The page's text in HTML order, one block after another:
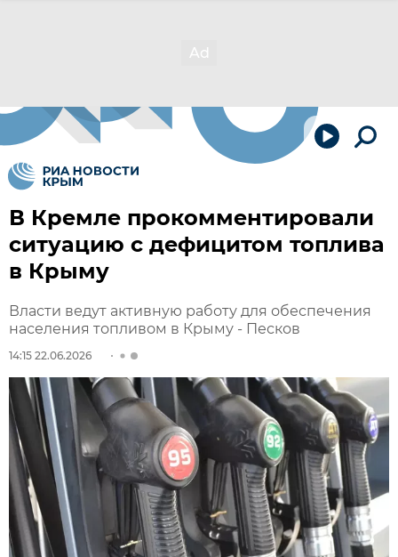
В Кремле прокомментировали
ситуацию с дефицитом топлива
в Крыму
Власти ведут активную работу для обеспечения
населения топливом в Крыму - Песков
14:15 22.06.2026